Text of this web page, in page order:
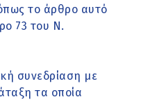
το άρθρο αυτό
73 του Ν.
συνεδρίαση με
τα οποία